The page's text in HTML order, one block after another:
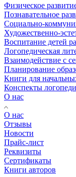
Физическое
Познавательное
Социально-
Художественно-
Воспитание детей
Логопедическая
Взаимодействие с
Планирование
Книги для
Конспекты
О нас
О нас
Отзывы
Новости
Прайс-лист
Реквизиты
Сертификаты
Книги авторов